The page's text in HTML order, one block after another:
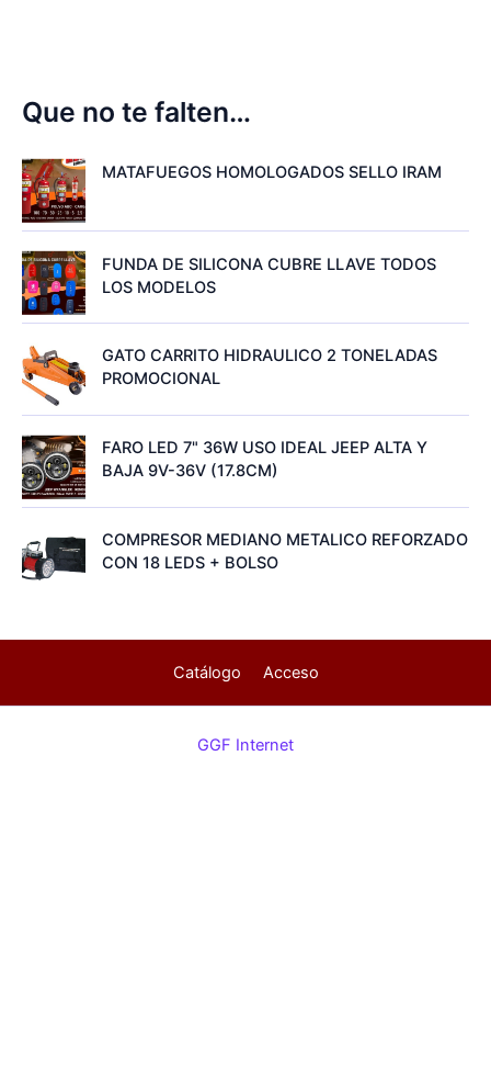
Que no te falten…
MATAFUEGOS HOMOLOGADOS SELLO IRAM
FUNDA DE SILICONA CUBRE LLAVE TODOS
LOS MODELOS
GATO CARRITO HIDRAULICO 2 TONELADAS
PROMOCIONAL
FARO LED 7" 36W USO IDEAL JEEP ALTA Y
BAJA 9V-36V (17.8CM)
COMPRESOR MEDIANO METALICO REFORZADO
CON 18 LEDS + BOLSO
Catálogo Acceso
GGF Internet